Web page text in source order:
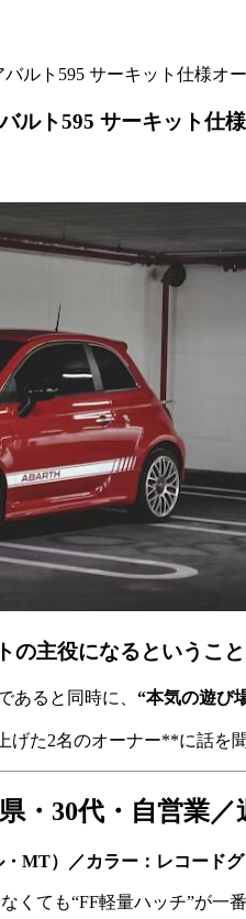
ルト595 サーキット仕様オ
ルト595 サーキット仕
の主役になるということ
あると同時に、 “本気の遊び
げた2名のオーナー**に話を聞
・30代・自営業／
・MT）／カラー：レコード
くても“FF軽量ハッチ”が一番